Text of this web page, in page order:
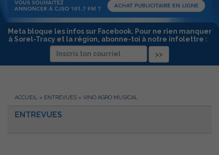
Meta bloque les infos sur Facebook. Pour ne rien manquer
à Sorel-Tracy et la région, abonne-toi à notre infolettre :
ACCUEIL » ENTREVUES » VINO AGRO MUSICAL
ENTREVUES